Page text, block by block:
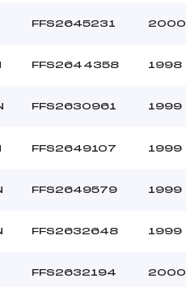
FFS2645231 2000
FFS2644358 1998
FFS2630961 1999
FFS2649107 1999
FFS2649579 1999
FFS2632648 1999
FFS2632194 2000